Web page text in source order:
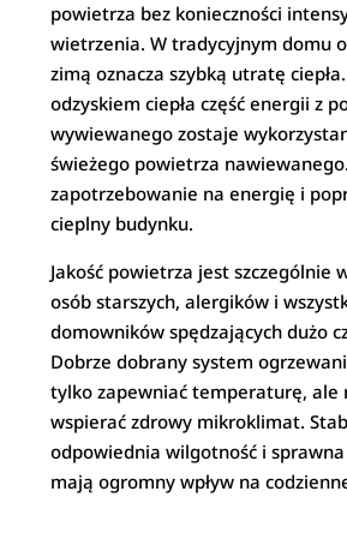
powietrza bez konieczności
wietrzenia. W tradycyjnym domu
zimą oznacza szybką utratę
odzyskiem ciepła część energii z
wywiewanego zostaje
świeżego powietrza
zapotrzebowanie na energię i
cieplny budynku.
Jakość powietrza jest szczególnie
osób starszych, alergików i
domowników spędzających dużo
Dobrze dobrany system
tylko zapewniać temperaturę, ale
wspierać zdrowy mikroklimat.
odpowiednia wilgotność i
mają ogromny wpływ na